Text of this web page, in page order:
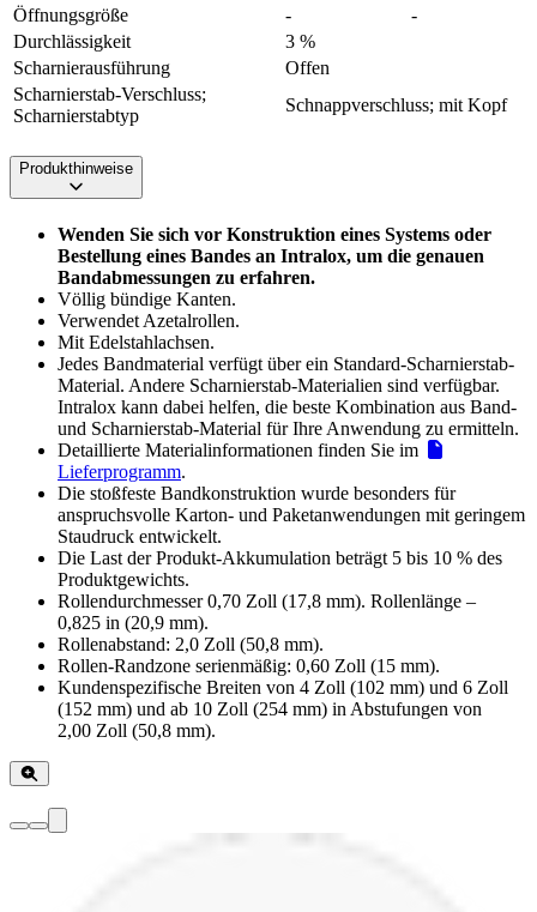
Öffnungsgröße
-
-
Durchlässigkeit
3 %
Scharnierausführung
Offen
Scharnierstab-Verschluss;
Scharnierstabtyp
Schnappverschluss; mit Kopf
Produkthinweise
Wenden Sie sich vor Konstruktion eines Systems oder
Bestellung eines Bandes an Intralox, um die genauen
Bandabmessungen zu erfahren.
Völlig bündige Kanten.
Verwendet Azetalrollen.
Mit Edelstahlachsen.
Jedes Bandmaterial verfügt über ein Standard-Scharnierstab-
Material. Andere Scharnierstab-Materialien sind verfügbar.
Intralox kann dabei helfen, die beste Kombination aus Band-
und Scharnierstab-Material für Ihre Anwendung zu ermitteln.
Detaillierte Materialinformationen finden Sie im
Lieferprogramm.
Die stoßfeste Bandkonstruktion wurde besonders für
anspruchsvolle Karton- und Paketanwendungen mit geringem
Staudruck entwickelt.
Die Last der Produkt-Akkumulation beträgt 5 bis 10 % des
Produktgewichts.
Rollendurchmesser 0,70 Zoll (17,8 mm). Rollenlänge –
0,825 in (20,9 mm).
Rollenabstand: 2,0 Zoll (50,8 mm).
Rollen-Randzone serienmäßig: 0,60 Zoll (15 mm).
Kundenspezifische Breiten von 4 Zoll (102 mm) und 6 Zoll
(152 mm) und ab 10 Zoll (254 mm) in Abstufungen von
2,00 Zoll (50,8 mm).